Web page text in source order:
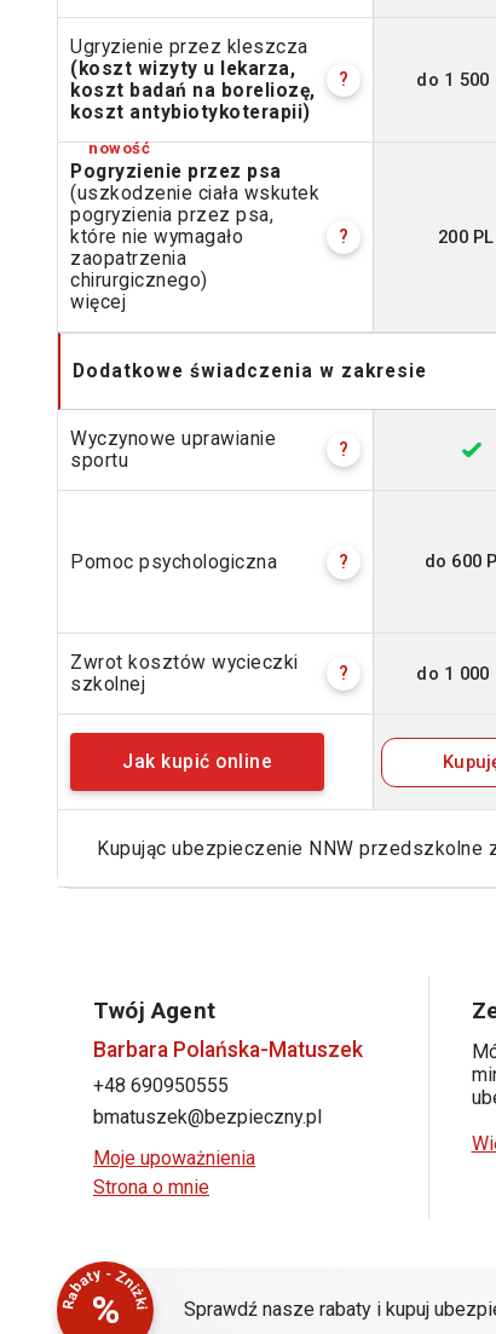
Ugryzienie przez kleszcza
(koszt wizyty u lekarza,
koszt badań na boreliozę,
koszt antybiotykoterapii)
? do 1 500
Pogryzienie przez psa
(uszkodzenie ciała wskutek
pogryzienia przez psa,
które nie wymagało
zaopatrzenia
chirurgicznego)
więcej
? 200
Dodatkowe świadczenia w zakresie
Wyczynowe uprawianie
sportu
?
Pomoc psychologiczna ? do 600
Zwrot kosztów wycieczki
szkolnej
? do 1 000
Jak kupić online
Kupując ubezpieczenie NNW przedszkolne
Twój Agent
Barbara Polańska-Matuszek
+48 690950555
bmatuszek@bezpieczny.pl
Moje upoważnienia
Strona o mnie
%
Rabaty - Zniżki Sprawdź nasze rabaty i kupuj